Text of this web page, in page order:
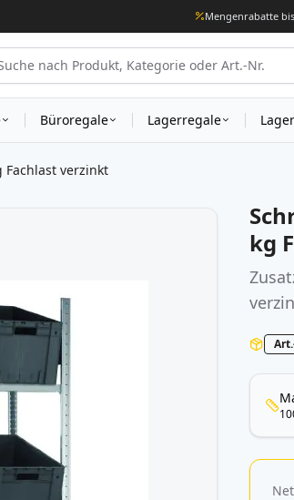
Mengenrabatte
Büroregale Lagerregale
Fachlast verzinkt
kg